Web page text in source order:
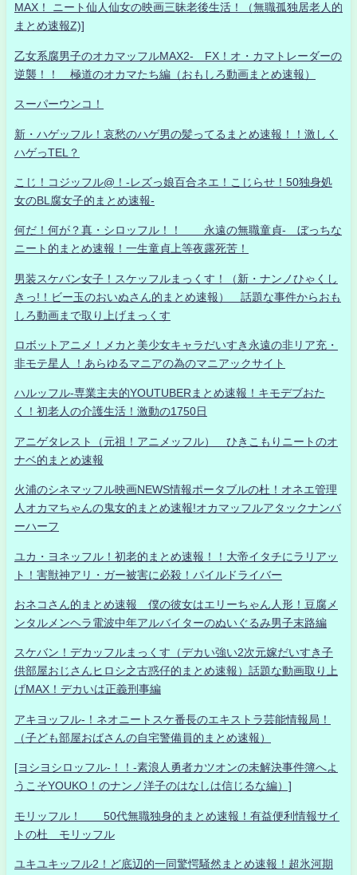
MAX！ ニート仙人仙女の映画三昧老後生活！（無職孤独居老人的
まとめ速報Z)]
乙女系腐男子のオカマッフルMAX2- FX！オ・カマトレーダーの
逆襲！！ 極道のオカマたち編（おもしろ動画まとめ速報）
スーパーウンコ！
新・ハゲッフル！哀愁のハゲ男の髪ってるまとめ速報！！激しく
ハゲっTEL？
こじ！コジッフル@！-レズっ娘百合ネエ！こじらせ！50独身処
女のBL腐女子的まとめ速報-
何だ！何が？真・シロッフル！！ 永遠の無職童貞- ぼっちな
ニート的まとめ速報！一生童貞上等夜露死苦！
男装スケバン女子！スケッフルまっくす！（新・ナンノひゃくし
きっ!！ビー玉のおいぬさん的まとめ速報） 話題な事件からおも
しろ動画まで取り上げまっくす
ロボットアニメ！メカと美少女キャラだいすき永遠の非リア充・
非モテ星人 ！あらゆるマニアの為のマニアックサイト
ハルッフル-専業主夫的YOUTUBERまとめ速報！キモデブおた
く！初老人の介護生活！激動の1750日
アニゲタレスト（元祖！アニメッフル） ひきこもりニートのオ
ナベ的まとめ速報
火浦のシネマッフル映画NEWS情報ポータブルの杜！オネエ管理
人オカマちゃんの鬼女的まとめ速報!オカマッフルアタックナンバ
ーハーフ
ユカ・ヨネッフル！初老的まとめ速報！！大帝イタチにラリアッ
ト！害獣神アリ・ガー被害に必殺！パイルドライバー
おネコさん的まとめ速報 僕の彼女はエリーちゃん人形！豆腐メ
ンタルメンヘラ電波中年アルバイターのぬいぐるみ男子末路編
スケバン！デカッフルまっくす（デカい強い2次元嫁だいすき子
供部屋おじさんヒロシ之古惑仔的まとめ速報）話題な動画取り上
げMAX！デカいは正義刑事編
アキヨッフル-！ネオニートスケ番長のエキストラ芸能情報局！
（子ども部屋おばさんの自宅警備員的まとめ速報）
[ヨシヨシロッフル-！！-素浪人勇者カツオンの未解決事件簿へよ
うこそYOUKO！のナンノ洋子のはなしは信じるな編）]
モリッフル！ 50代無職独身的まとめ速報！有益便利情報サイ
トの杜 モリッフル
ユキユキッフル2！ど底辺的一同驚愕騒然まとめ速報！超氷河期